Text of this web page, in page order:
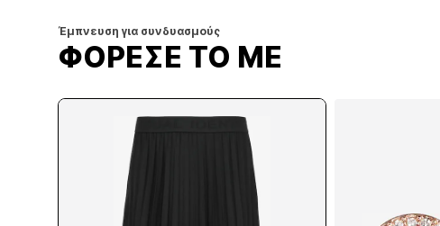
Έμπνευση για συνδυασμούς
ΦΟΡΕΣΕ ΤΟ ΜΕ